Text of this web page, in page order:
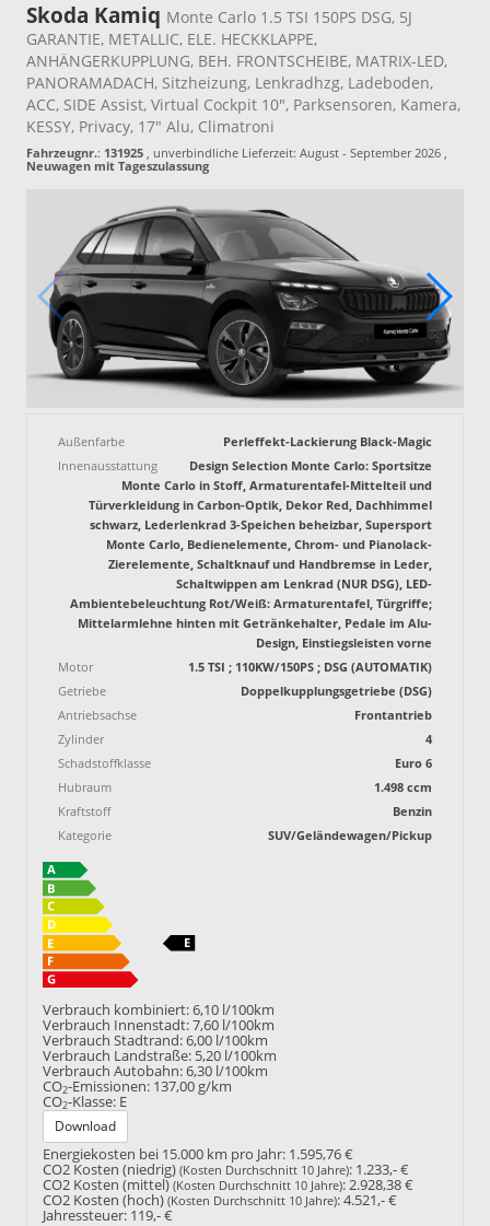
Skoda Kamiq Monte Carlo 1.5 TSI 150PS DSG, 5J
GARANTIE, METALLIC, ELE. HECKKLAPPE,
ANHÄNGERKUPPLUNG, BEH. FRONTSCHEIBE, MATRIX-LED,
PANORAMADACH, Sitzheizung, Lenkradhzg, Ladeboden,
ACC, SIDE Assist, Virtual Cockpit 10", Parksensoren, Kamera,
KESSY, Privacy, 17" Alu, Climatroni
Fahrzeugnr.: 131925 , unverbindliche Lieferzeit: August - September 2026 ,
Neuwagen mit Tageszulassung
Außenfarbe
Perleffekt-Lackierung Black-Magic
Innenausstattung
Design Selection Monte Carlo: Sportsitze
Monte Carlo in Stoff, Armaturentafel-Mittelteil und
Türverkleidung in Carbon-Optik, Dekor Red, Dachhimmel
schwarz, Lederlenkrad 3-Speichen beheizbar, Supersport
Monte Carlo, Bedienelemente, Chrom- und Pianolack-
Zierelemente, Schaltknauf und Handbremse in Leder,
Schaltwippen am Lenkrad (NUR DSG), LED-
Ambientebeleuchtung Rot/Weiß: Armaturentafel, Türgriffe;
Mittelarmlehne hinten mit Getränkehalter, Pedale im Alu-
Design, Einstiegsleisten vorne
Motor
1.5 TSI ; 110KW/150PS ; DSG (AUTOMATIK)
Getriebe
Doppelkupplungsgetriebe (DSG)
Antriebsachse
Frontantrieb
Zylinder
4
Schadstoffklasse
Euro 6
Hubraum
1.498 ccm
Kraftstoff
Benzin
Kategorie
SUV/Geländewagen/Pickup
Verbrauch kombiniert:6,10 l/100km
Verbrauch Innenstadt:7,60 l/100km
Verbrauch Stadtrand:6,00 l/100km
Verbrauch Landstraße: 5,20 l/100km
Verbrauch Autobahn:6,30 l/100km
CO2-Emissionen: 137,00 g/km
CO2-Klasse: E
Download
Energiekosten bei 15.000 km pro Jahr: 1.595,76 €
CO2 Kosten (niedrig) (Kosten Durchschnitt 10 Jahre): 1.233,- €
CO2 Kosten (mittel) (Kosten Durchschnitt 10 Jahre):2.928,38 €
CO2 Kosten (hoch) (Kosten Durchschnitt 10 Jahre):4.521,- €
Jahressteuer: 119,- €